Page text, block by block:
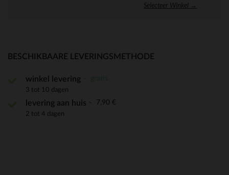
Selecteer Winkel →
BESCHIKBAARE LEVERINGSMETHODE
winkel levering
3 tot 10 dagen
levering aan huis 7,90 €
2 tot 4 dagen